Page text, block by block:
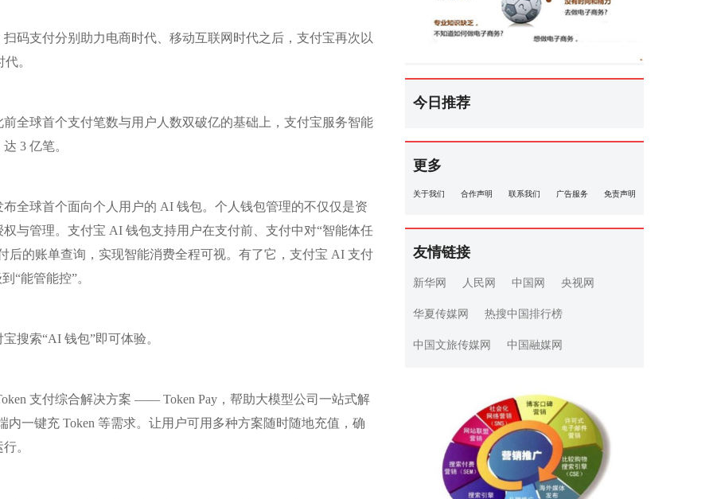
码支付分别助力电商时代、移动互联网时代之后，支付宝再次以
。
全球首个支付笔数与用户人数双破亿的基础上，支付宝服务智能
3 亿笔。
全球首个面向个人用户的 AI 钱包。个人钱包管理的不仅仅是资
与管理。支付宝 AI 钱包支持用户在支付前、支付中对“智能体任
后的账单查询，实现智能消费全程可视。有了它，支付宝 AI 支付
“能管能控”。
搜索“AI 钱包”即可体验。
支付综合解决方案 —— Token Pay，帮助大模型公司一站式解
内一键充 Token 等需求。让用户可用多种方案随时随地充值，确
。
今日推荐
更多
关于我们 合作声明 联系我们 广告服务 免责声明
友情链接
新华网 人民网 中国网
央视网
华夏传媒网
热搜中国排行榜
中国文旅传媒网
中国融媒网